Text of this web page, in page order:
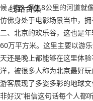
线路合集
候，有一条2.8公里的河道就
仿佛身处于电影场景当中，拥
二、北京的欢乐谷，这也是
60万平方米。这里主要以游
天还是晚上都能够在这里体
洋，被很多人称为北京最好
游客展现了多姿多彩的地球
非好汉”相信这句话每个人都